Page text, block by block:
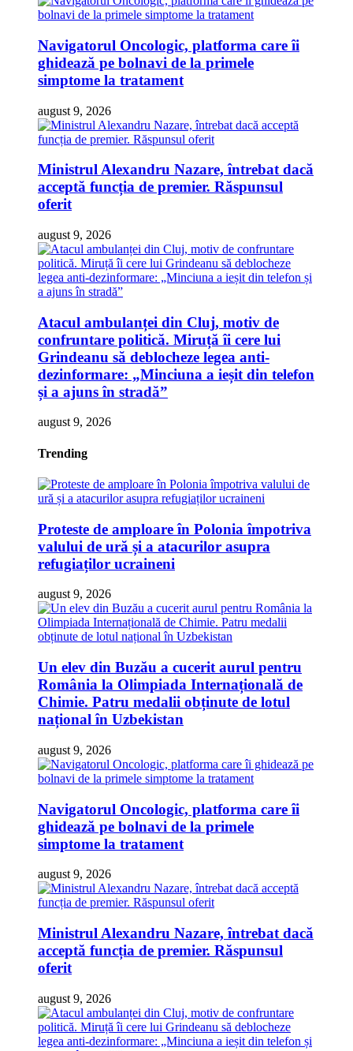
Navigatorul Oncologic, platforma care îi
ghidează pe bolnavi de la primele
simptome la tratament
august 9, 2026
Ministrul Alexandru Nazare, întrebat dacă
acceptă funcția de premier. Răspunsul
oferit
august 9, 2026
Atacul ambulanței din Cluj, motiv de
confruntare politică. Miruță îi cere lui
Grindeanu să deblocheze legea anti-
dezinformare: „Minciuna a ieșit din telefon
și a ajuns în stradă”
august 9, 2026
Trending
Proteste de amploare în Polonia împotriva
valului de ură și a atacurilor asupra
refugiaților ucraineni
august 9, 2026
Un elev din Buzău a cucerit aurul pentru
România la Olimpiada Internațională de
Chimie. Patru medalii obținute de lotul
național în Uzbekistan
august 9, 2026
Navigatorul Oncologic, platforma care îi
ghidează pe bolnavi de la primele
simptome la tratament
august 9, 2026
Ministrul Alexandru Nazare, întrebat dacă
acceptă funcția de premier. Răspunsul
oferit
august 9, 2026